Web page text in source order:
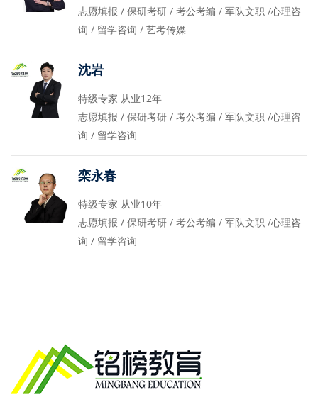
志愿填报 / 保研考研 / 考公考编 / 军队文职 /心理咨
询 / 留学咨询 / 艺考传媒
沈岩
特级专家 从业12年
志愿填报 / 保研考研 / 考公考编 / 军队文职 /心理咨
询 / 留学咨询
栾永春
特级专家 从业10年
志愿填报 / 保研考研 / 考公考编 / 军队文职 /心理咨
询 / 留学咨询